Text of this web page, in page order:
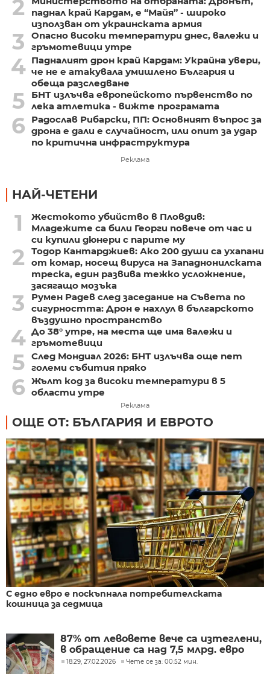
2
паднал край Кардам, е “Майя” - широко
използван от украинската армия
3
Опасно високи температури днес, валежи и
гръмотевици утре
4 Падналият дрон край Кардам: Украйна увери,
че не е атакувала умишлено България и
обеща разследване
5
БНТ излъчва европейското първенство по
лека атлетика - вижте програмата
6
Радослав Рибарски, ПП: Основният въпрос за
дрона е дали е случайност, или опит за удар
по критична инфраструктура
Реклама
НАЙ-ЧЕТЕНИ
1
Жестокото убийство в Пловдив:
Младежите са били Георги повече от час и
си купили дюнери с парите му
2
Тодор Кантарджиев: Ако 200 души са ухапани
от комар, носещ вируса на Западнонилската
треска, един развива тежко усложнение,
засягащо мозъка
3
Румен Радев след заседание на Съвета по
сигурността: Дрон е нахлул в българското
въздушно пространство
4 До 38° утре, на места ще има валежи и
гръмотевици
5 След Мондиал 2026: БНТ излъчва още пет
големи събития пряко
6 Жълт код за високи температури в 5
области утре
Реклама
ОЩЕ ОТ: БЪЛГАРИЯ И ЕВРОТО
С едно евро е поскъпнала потребителската
кошница за седмица
87% от левовете вече са изтеглени,
в обращение са над 7,5 млрд. евро
18:29, 27.02.2026 Чете се за: 00:52 мин.